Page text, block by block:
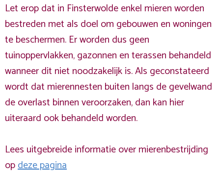
Let erop dat in Finsterwolde enkel mieren worden
bestreden met als doel om gebouwen en woningen
te beschermen. Er worden dus geen
tuinoppervlakken, gazonnen en terassen behandeld
wanneer dit niet noodzakelijk is. Als geconstateerd
wordt dat mierennesten buiten langs de gevelwand
de overlast binnen veroorzaken, dan kan hier
uiteraard ook behandeld worden.
Lees uitgebreide informatie over mierenbestrijding
opdeze pagina